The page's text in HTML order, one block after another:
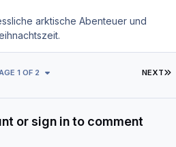
arktische Abenteuer und
NEXT
1 OF 2
or sign in to comment